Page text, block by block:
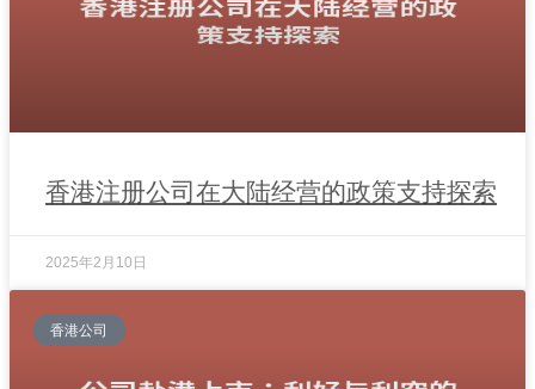
香港注册公司在大陆经营的政策支持探索
2025年2月10日
香港公司